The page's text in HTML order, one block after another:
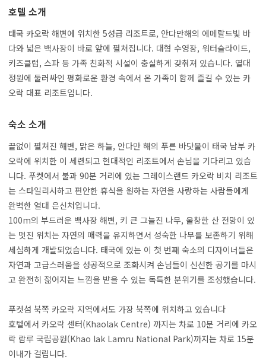
호텔 소개
태국 카오락 해변에 위치한 5성급 리조트로, 안다만해의 에메랄드빛 바
다와 넓은 백사장이 바로 앞에 펼쳐집니다. 대형 수영장, 워터슬라이드,
키즈클럽, 스파 등 가족 친화적 시설이 충실하게 갖춰져 있습니다. 열대
정원에 둘러싸인 평화로운 환경 속에서 온 가족이 함께 즐길 수 있는 카
오락 대표 리조트입니다.
숙소 소개
끝없이 펼쳐진 해변, 맑은 하늘, 안다만 해의 푸른 바닷물이 태국 남부 카
오락에 위치한 이 세련되고 현대적인 리조트에서 손님을 기다리고 있습
니다. 푸켓에서 불과 90분 거리에 있는 그레이스랜드 카오락 비치 리조트
는 스타일리시하고 편안한 휴식을 원하는 자연을 사랑하는 사람들에게
완벽한 열대 은신처입니다.
100m의 부드러운 백사장 해변, 키 큰 그늘진 나무, 울창한 산 전망이 있
는 멋진 위치는 자연의 매력을 유지하면서 성숙한 나무를 보존하기 위해
세심하게 개발되었습니다. 태국에 있는 이 첫 번째 숙소의 디자이너들은
자연과 고급스러움을 성공적으로 조화시켜 손님들이 신선한 공기를 마시
고 완전히 젊어지는 느낌을 받을 수 있는 독특한 분위기를 조성했습니다.
푸켓섬 북쪽 카오락 지역에서도 가장 북쪽에 위치하고 있습니다
호텔에서 카오락 센터(Khaolak Centre) 까지는 차로 10분 거리에 카오
락 람루 국립공원(Khao lak Lamru National Park)까지는 차로 15분
이내가 걸립니다.